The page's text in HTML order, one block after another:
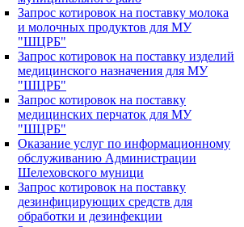
Запрос котировок на поставку молока
и молочных продуктов для МУ
"ШЦРБ"
Запрос котировок на поставку изделий
медицинского назначения для МУ
"ШЦРБ"
Запрос котировок на поставку
медицинских перчаток для МУ
"ШЦРБ"
Оказание услуг по информационному
обслуживанию Администрации
Шелеховского муници
Запрос котировок на поставку
дезинфицирующих средств для
обработки и дезинфекции